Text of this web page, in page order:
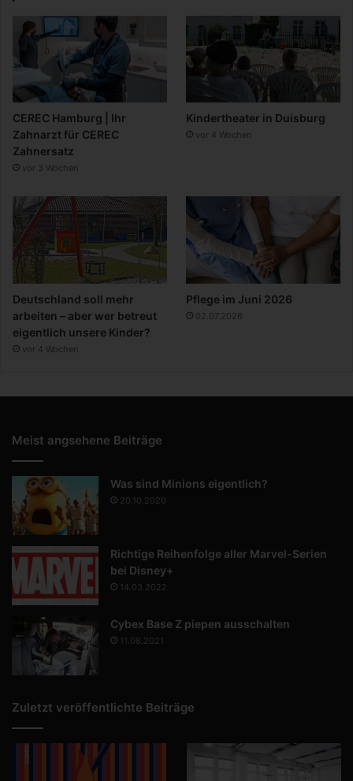
CEREC Hamburg | Ihr
Zahnarzt für CEREC
Zahnersatz
vor 3 Wochen
Kindertheater in Duisburg
vor 4 Wochen
Deutschland soll mehr
arbeiten – aber wer betreut
eigentlich unsere Kinder?
vor 4 Wochen
Pflege im Juni 2026
02.07.2026
Meist angsehene Beiträge
Was sind Minions eigentlich?
20.10.2020
Richtige Reihenfolge aller Marvel-Serien
bei Disney+
14.03.2022
Cybex Base Z piepen ausschalten
11.08.2021
Zuletzt veröffentlichte Beiträge